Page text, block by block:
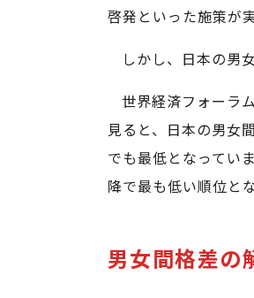
啓発といった施策が
しかし、日本の男
世界経済フォーラ
見ると、日本の男女
でも最低となってい
降で最も低い順位と
男女間格差の